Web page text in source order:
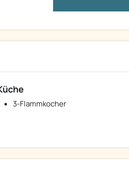
3-Flammkocher